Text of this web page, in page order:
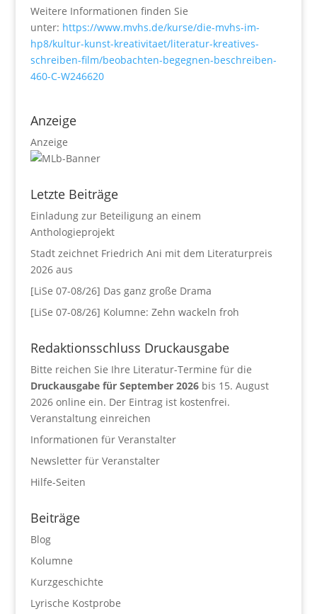
Weitere Informationen finden Sie
unter: https://www.mvhs.de/kurse/die-mvhs-im-
hp8/kultur-kunst-kreativitaet/literatur-kreatives-
schreiben-film/beobachten-begegnen-beschreiben-
460-C-W246620
Anzeige
Anzeige
Letzte Beiträge
Einladung zur Beteiligung an einem
Anthologieprojekt
Stadt zeichnet Friedrich Ani mit dem Literaturpreis
2026 aus
[LiSe 07-08/26] Das ganz große Drama
[LiSe 07-08/26] Kolumne: Zehn wackeln froh
Redaktionsschluss Druckausgabe
Bitte reichen Sie Ihre Literatur-Termine für die
Druckausgabe für September 2026bis 15. August
2026 online ein. Der Eintrag ist kostenfrei.
Veranstaltung einreichen
Informationen für Veranstalter
Newsletter für Veranstalter
Hilfe-Seiten
Beiträge
Blog
Kolumne
Kurzgeschichte
Lyrische Kostprobe